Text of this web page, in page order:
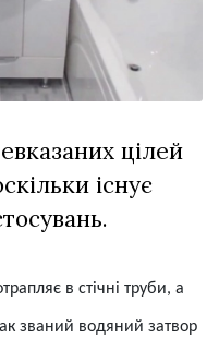
цілей
існує
званий водяний затвор